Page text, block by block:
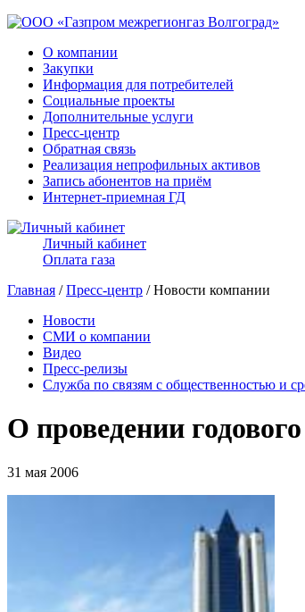
О компании
Закупки
Информация для потребителей
Социальные проекты
Дополнительные услуги
Пресс-центр
Обратная связь
Реализация непрофильных активов
Запись абонентов на приём
Интернет-приемная ГД
Личный кабинет
Оплата газа
Главная /Пресс-центр / Новости компании
Новости
СМИ о компании
Видео
Пресс-релизы
Служба по связям с общественностью и
О проведении
31 мая 2006